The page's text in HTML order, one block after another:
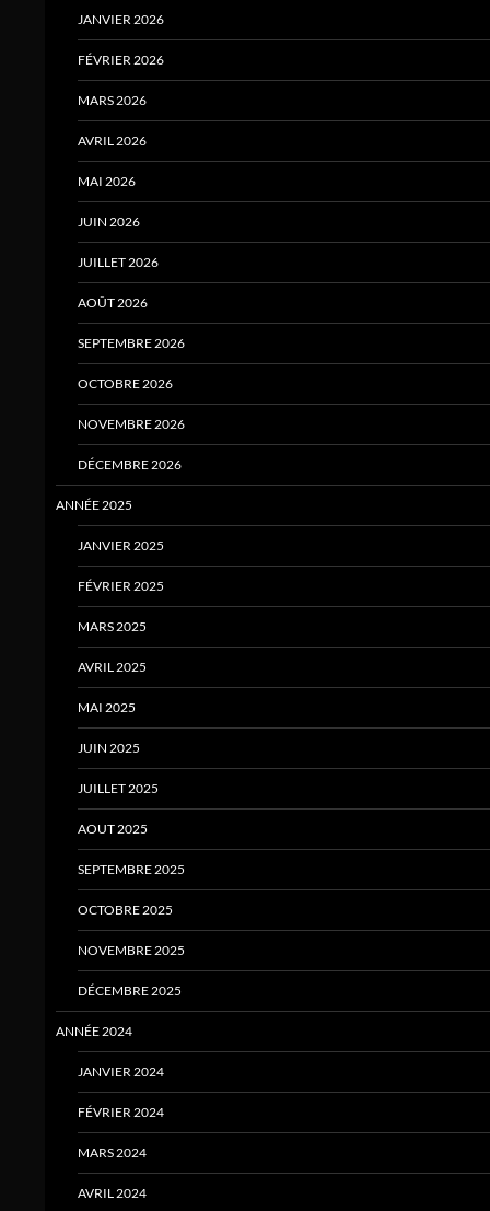
JANVIER 2026
FÉVRIER 2026
MARS 2026
AVRIL 2026
MAI 2026
JUIN 2026
JUILLET 2026
AOÛT 2026
SEPTEMBRE 2026
OCTOBRE 2026
NOVEMBRE 2026
DÉCEMBRE 2026
ANNÉE 2025
JANVIER 2025
FÉVRIER 2025
MARS 2025
AVRIL 2025
MAI 2025
JUIN 2025
JUILLET 2025
AOUT 2025
SEPTEMBRE 2025
OCTOBRE 2025
NOVEMBRE 2025
DÉCEMBRE 2025
ANNÉE 2024
JANVIER 2024
FÉVRIER 2024
MARS 2024
AVRIL 2024